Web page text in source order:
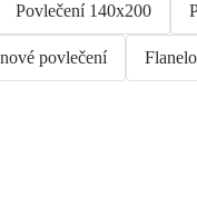
Povlečení 140x200
povlečení